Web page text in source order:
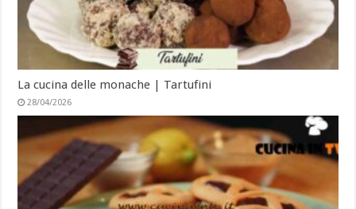
La cucina delle monache | Tartufini
28/04/2026